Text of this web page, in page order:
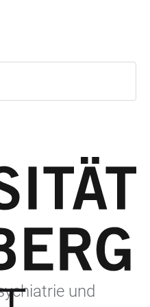
und